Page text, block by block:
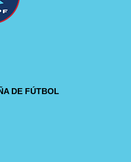
DE FÚTBOL